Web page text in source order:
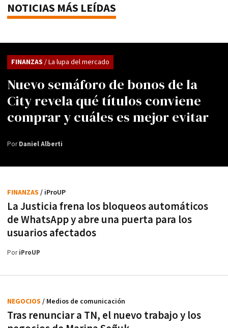
NOTICIAS MÁS LEÍDAS
Nuevo semáforo de bonos de la
City revela qué títulos conviene
comprar y cuáles es mejor evitar
FINANZAS / La lupa del mercado
PorDaniel Alberti
La Justicia frena los bloqueos automáticos
de WhatsApp y abre una puerta para los
usuarios afectados
FINANZAS / iProUP
PoriProUP
Tras renunciar a TN, el nuevo trabajo y los
NEGOCIOS / Medios de comunicación